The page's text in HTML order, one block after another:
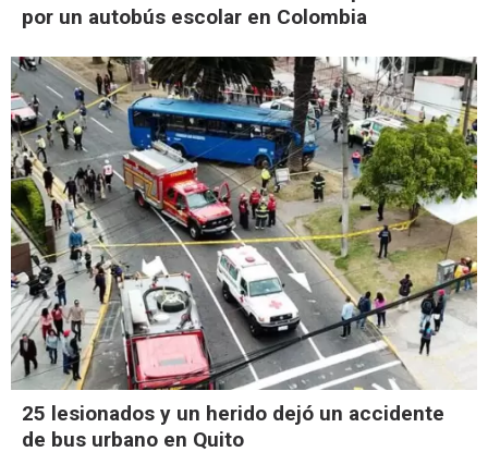
por un autobús escolar en Colombia
25 lesionados y un herido dejó un accidente
de bus urbano en Quito